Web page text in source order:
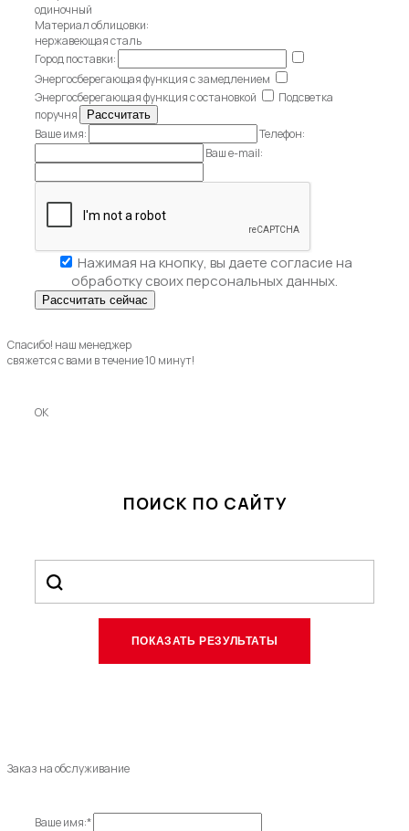
одиночный
Материал облицовки:
нержавеющая сталь
Город поставки:
Энергосберегающая функция с замедлением
Энергосберегающая функция с остановкой
Подсветка
поручня
Ваше имя:
Телефон:
Ваш e-mail:
Нажимая на кнопку, вы даете согласие на
обработку своих персональных данных.
Спасибо! наш менеджер
свяжется с вами в течение 10 минут!
OK
ПОИСК ПО САЙТУ
Заказ на обслуживание
Ваше имя:*